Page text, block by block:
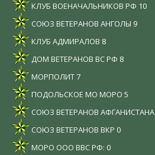
КЛУБ ВОЕНАЧАЛЬНИКОВ РФ 10
СОЮЗ ВЕТЕРАНОВ АНГОЛЫ 9
КЛУБ АДМИРАЛОВ 8
ДОМ ВЕТЕРАНОВ ВС РФ 8
МОРПОЛИТ7
ПОДОЛЬСКОЕ МО МОРО 5
СОЮЗ ВЕТЕРАНОВ АФГАНИСТАНА
СОЮЗ ВЕТЕРАНОВ ВКР 0
МОРО ООО ВВС РФ: 0